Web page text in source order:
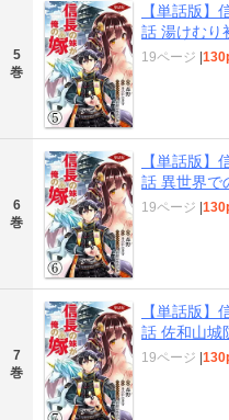
5
巻
【単話版
話 湯けむり
19ページ
6
巻
【単話版】
話 異世界で
19ページ
7
巻
【単話版】
話 佐和山城
19ページ